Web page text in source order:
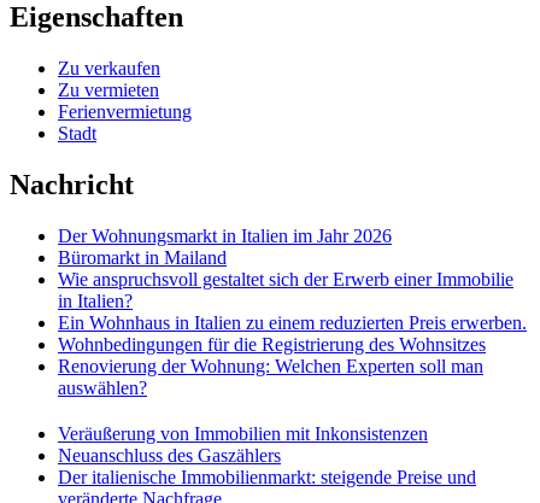
Eigenschaften
Zu verkaufen
Zu vermieten
Ferienvermietung
Stadt
Nachricht
Der Wohnungsmarkt in Italien im Jahr 2026
Büromarkt in Mailand
Wie anspruchsvoll gestaltet sich der Erwerb einer Immobilie
in Italien?
Ein Wohnhaus in Italien zu einem reduzierten Preis erwerben.
Wohnbedingungen für die Registrierung des Wohnsitzes
Renovierung der Wohnung: Welchen Experten soll man
auswählen?
Veräußerung von Immobilien mit Inkonsistenzen
Neuanschluss des Gaszählers
Der italienische Immobilienmarkt: steigende Preise und
veränderte Nachfrage